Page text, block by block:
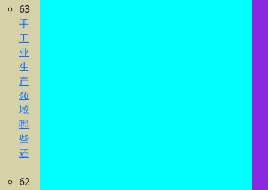
63
手
工
业
生
产
领
域
哪
些
还
62